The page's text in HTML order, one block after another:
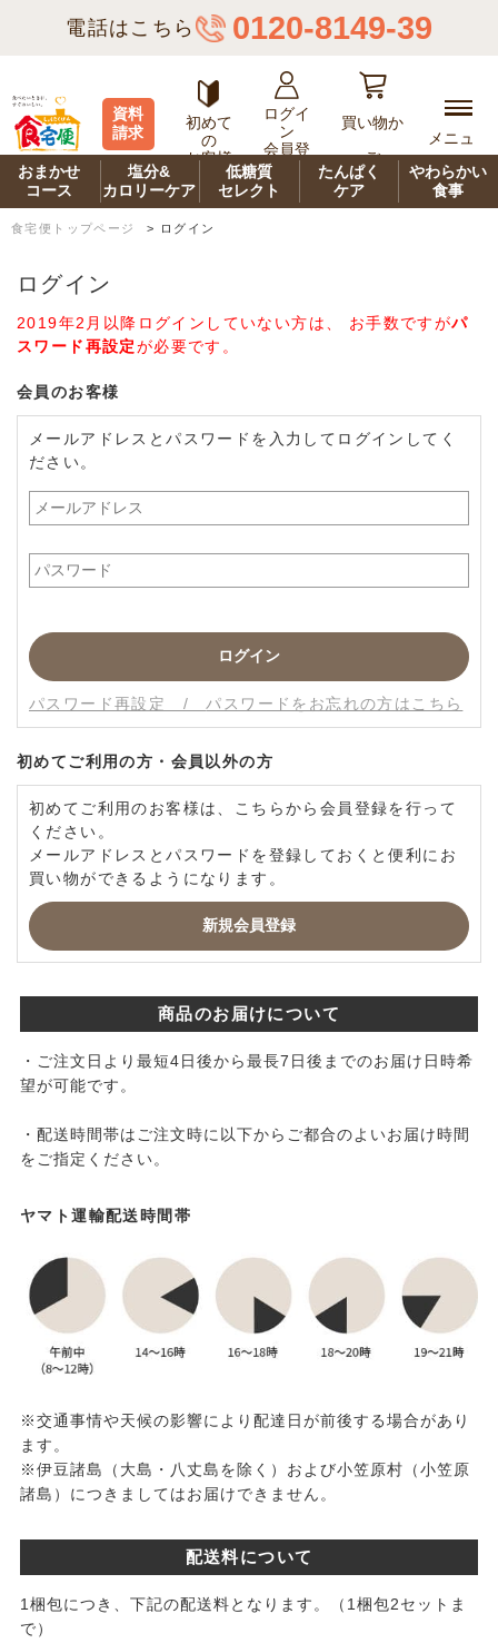
電話はこちら 0120-8149-39
資料
請求
初めて
の
お客様
ログイ
ン
会員登
買い物か
ご
メニュ
ー
おまかせ
コース
塩分&
カロリーケア
低糖質
セレクト
たんぱく
ケア
やわらかい
食事
食宅便トップページ > ログイン
ログイン
2019年2月以降ログインしていない方は、 お手数ですがパ
スワード再設定が必要です。
会員のお客様
メールアドレスとパスワードを入力してログインしてく
ださい。
パスワードをお忘れの方はこちら
初めてご利用の方・会員以外の方
初めてご利用のお客様は、こちらから会員登録を行って
ください。
メールアドレスとパスワードを登録しておくと便利にお
買い物ができるようになります。
商品のお届けについて
・ご注文日より最短4日後から最長7日後までのお届け日時希
望が可能です。
・配送時間帯はご注文時に以下からご都合のよいお届け時間
をご指定ください。
ヤマト運輸配送時間帯
※交通事情や天候の影響により配達日が前後する場合があり
ます。
※伊豆諸島（大島・八丈島を除く）および小笠原村（小笠原
諸島）につきましてはお届けできません。
配送料について
1梱包につき、下記の配送料となります。（1梱包2セットま
で）